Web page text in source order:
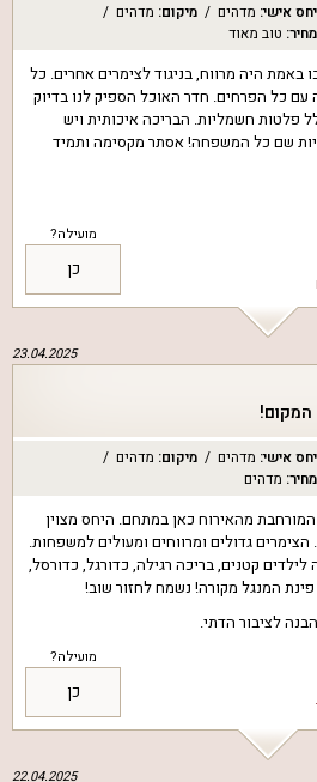
אישי: מדהים מיקום: מדהים
: טוב מאוד
באמת היה מרווח, בניגוד לצימרים אחרים. כל
כל הפרחים. חדר האוכל הספיק לנו בדיוק
פלטות חשמליות. הבריכה איכותית ויש
שם כל המשפחה! אסתר מקסימה ותמיד
מועילה?
כן
23.04.2025
אישי: מדהים מיקום: מדהים
: מדהים
מהאירוח כאן במתחם. היחס מצוין
גדולים ומרווחים ומעולים למשפחות.
קטנים, בריכה רגילה, כדורגל, כדורסל,
פינת המנגל מקורה! נשמח לחזור שוב!
לציבור הדתי.
מועילה?
כן
22.04.2025